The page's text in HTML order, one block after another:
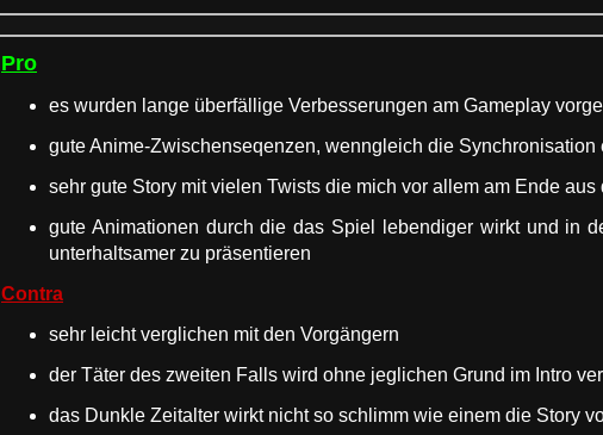
Pro
es wurden lange überfällige Verbesserungen am Gameplay
gute Anime-Zwischenseqenzen, wenngleich die
sehr gute Story mit vielen Twists die mich vor allem am Ende
gute Animationen durch die das Spiel lebendiger wirkt und in
unterhaltsamer zu präsentieren
Contra
sehr leicht verglichen mit den Vorgängern
der Täter des zweiten Falls wird ohne jeglichen Grund im Intro
das Dunkle Zeitalter wirkt nicht so schlimm wie einem die Story